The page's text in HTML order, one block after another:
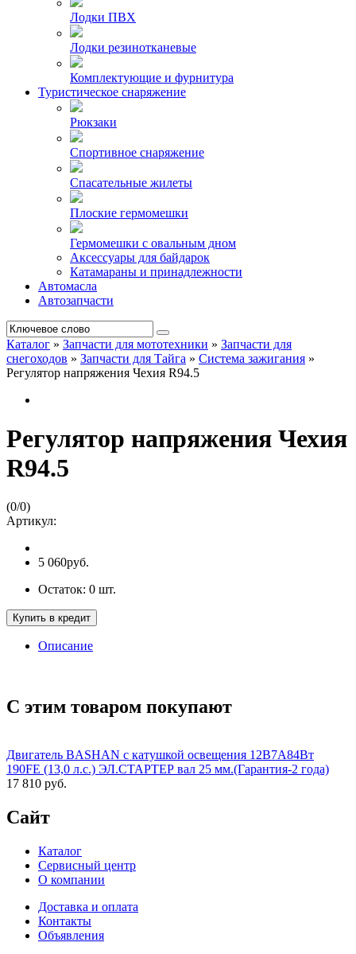
Лодки ПВХ
Лодки резинотканевые
Комплектующие и фурнитура
Туристическое снаряжение
Рюкзаки
Спортивное снаряжение
Спасательные жилеты
Плоские гермомешки
Гермомешки с овальным дном
Аксессуары для байдарок
Катамараны и принадлежности
Автомасла
Автозапчасти
Каталог » Запчасти для мототехники » Запчасти для
снегоходов » Запчасти для Тайга » Система зажигания »
Регулятор напряжения Чехия R94.5
Регулятор напряжения Чехия
R94.5
(0/0)
Артикул:
5 060руб.
Остаток: 0 шт.
Купить в кредит
Описание
С этим товаром покупают
Двигатель BASHAN с катушкой освещения 12В7А84Вт
190FE (13,0 л.с.) ЭЛ.СТАРТЕР вал 25 мм.(Гарантия-2 года)
17 810 руб.
Сайт
Каталог
Сервисный центр
О компании
Доставка и оплата
Контакты
Объявления